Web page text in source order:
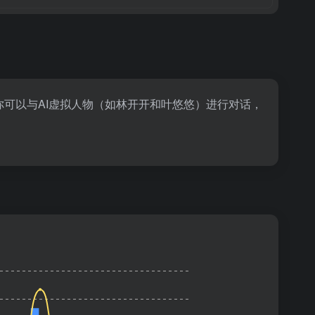
以与AI虚拟人物（如林开开和叶悠悠）进行对话，